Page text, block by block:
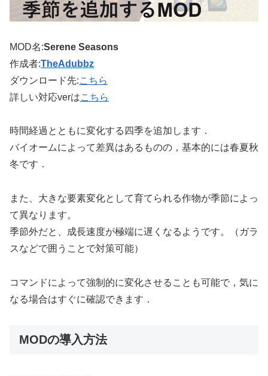
MOD名:Serene Seasons
作成者:TheAdubbz
ダウンロード先:こちら
詳しい対応verはこちら
時間経過とともに変化する四季を追加します．
バイオームによって差異はあるものの，基本的には春夏秋
冬です．
また、大きな要素変化として育てられる作物が季節によっ
て異なります。
季節外だと、成長速度が極端に遅くなるようです。（ガラ
スなどで囲うことで対策可能）
コマンドによって強制的に変化させることも可能で，気に
なる場合はすぐに確認できます．
MODの導入方法